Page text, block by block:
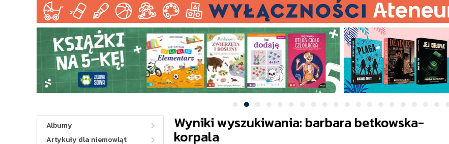
Albumy
Artykuły dla niemowląt
Wyniki wyszukiwania: barbara betkowska-
korpala